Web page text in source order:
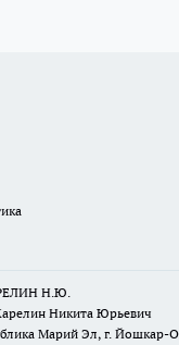
Н.Ю.
Никита Юрьевич
Марий Эл, г. Йошкар-